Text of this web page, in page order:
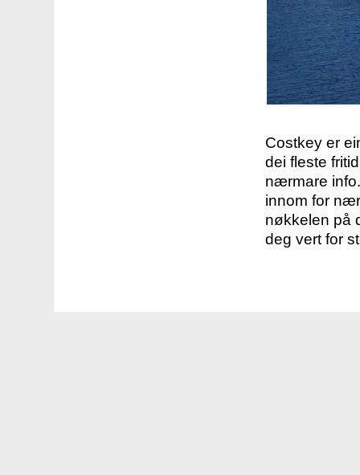
Costkey er
dei fleste
nærmare
innom for
nøkkelen på
deg vert for